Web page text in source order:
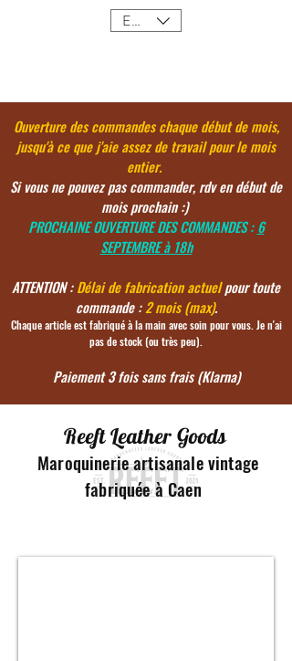
EUR (€)
Ouverture des commandes chaque début de mois,
jusqu'à ceque j'aie assez de travail pour le mois
entier.
Si vous ne pouvez pas commander, rdv en début de
mois prochain :)
PROCHAINE OUVERTURE DES COMMANDES :6
SEPTEMBRE à 18h
ATTENTION :Délai de fabrication actuelpour toute
commande :2 mois (max).
Chaque article est fabriqué à la main avec soin pour vous. Je n'ai
pas de stock (ou très peu).
Paiement 3 fois sans frais (Klarna)
Reeft Leather Goods
Maroquinerie artisanale vintage
fabriquée à Caen